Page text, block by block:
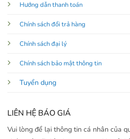
Hướng dẫn thanh toán
Chính sách đổi trả hàng
Chính sách đại lý
Chính sách bảo mật thông tin
Tuyển dụng
LIÊN HỆ BÁO GIÁ
Vui lòng để lại thông tin cá nhân của